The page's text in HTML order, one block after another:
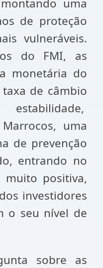
uma
de proteção
vulneráveis.
do FMI, as
monetária do
de câmbio
uma
de prevenção
entrando no
positiva,
investidores
o seu nível de
sobre as